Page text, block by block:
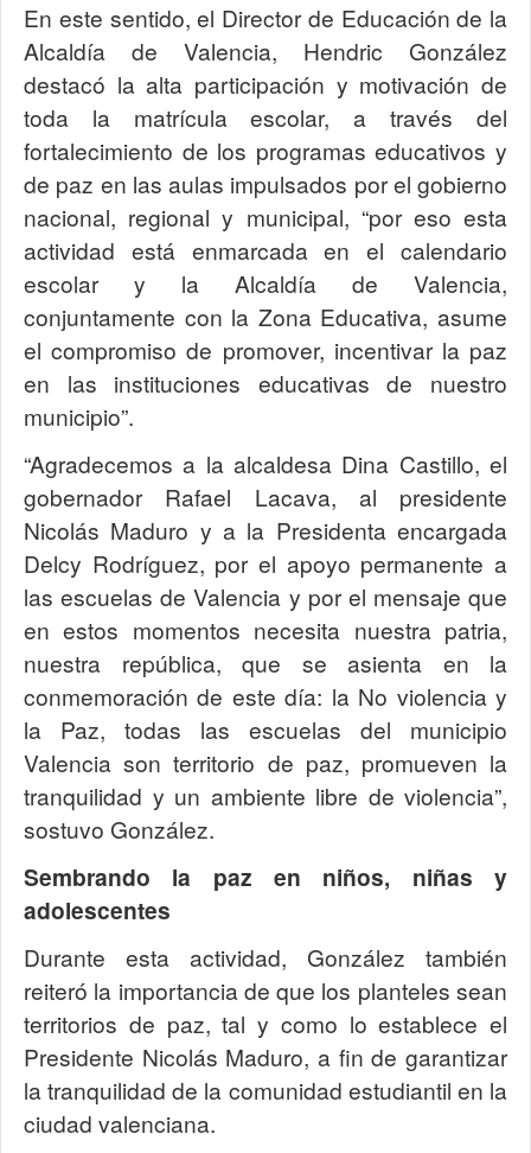
En este sentido, el Director de Educación de la
Alcaldía de Valencia, Hendric González
destacó la alta participación y motivación de
toda la matrícula escolar, a través del
fortalecimiento de los programas educativos y
de paz en las aulas impulsados por el gobierno
nacional, regional y municipal, “por eso esta
actividad está enmarcada en el calendario
escolar y la Alcaldía de Valencia,
conjuntamente con la Zona Educativa, asume
el compromiso de promover, incentivar la paz
en las instituciones educativas de nuestro
municipio”.
“Agradecemos a la alcaldesa Dina Castillo, el
gobernador Rafael Lacava, al presidente
Nicolás Maduro y a la Presidenta encargada
Delcy Rodríguez, por el apoyo permanente a
las escuelas de Valencia y por el mensaje que
en estos momentos necesita nuestra patria,
nuestra república, que se asienta en la
conmemoración de este día: la No violencia y
la Paz, todas las escuelas del municipio
Valencia son territorio de paz, promueven la
tranquilidad y un ambiente libre de violencia”,
sostuvo González.
Sembrando la paz en niños, niñas y
adolescentes
Durante esta actividad, González también
reiteró la importancia de que los planteles sean
territorios de paz, tal y como lo establece el
Presidente Nicolás Maduro, a fin de garantizar
la tranquilidad de la comunidad estudiantil en la
ciudad valenciana.